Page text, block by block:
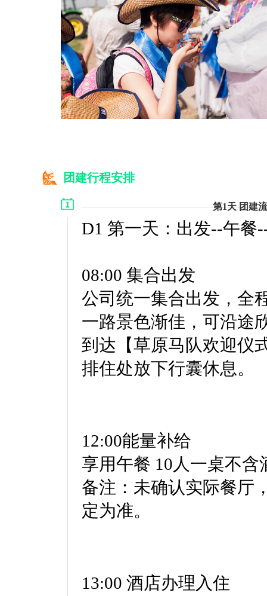
团建行程安排
第1天 团建
D1 第一天：出发--午餐
08:00 集合出发
公司统一集合出发，全
一路景色渐佳，可沿途
到达【草原马队欢迎仪
排住处放下行囊休息。
12:00能量补给
享用午餐 10人一桌不含
备注：未确认实际餐厅
定为准。
13:00 酒店办理入住